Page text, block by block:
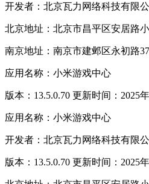
开发者：北京瓦力网络科技有限
北京地址：北京市昌平区安居路
南京地址：南京市建邺区永初路
应用名称：小米游戏中心
版本：13.5.0.70 更新时间：2025
应用名称：小米游戏中心
开发者：北京瓦力网络科技有限
版本：13.5.0.70 更新时间：2025